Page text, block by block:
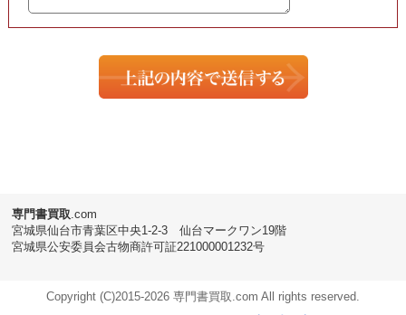
専門書買取 .com
宮城県仙台市青葉区中央1-2-3 仙台マークワン19階
宮城県公安委員会古物商許可証221000001232号
Copyright (C)2015-2026 専門書買取.com All rights reserved.